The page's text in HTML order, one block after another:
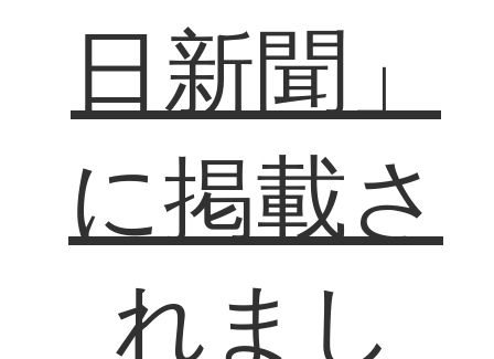
日新聞」
に掲載さ
れまし